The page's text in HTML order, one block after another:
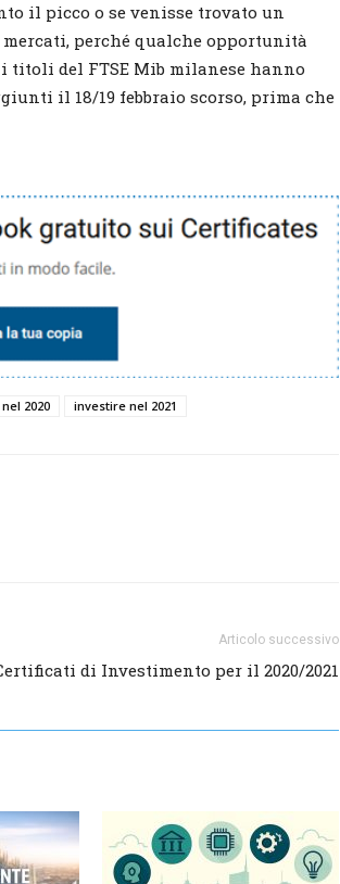
il picco o se venisse trovato un
perché qualche opportunità
titoli del FTSE Mib milanese hanno
il 18/19 febbraio scorso, prima che
2020 investire nel 2021
Articolo successivo
di Investimento per il 2020/2021